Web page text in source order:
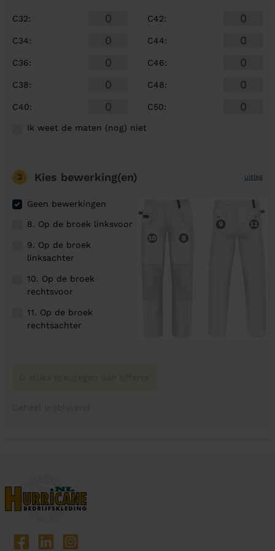
C32:
C34:
C36:
C38:
C40:
C42:
C44:
C46:
C48:
C50:
Ik weet de maten (nog) niet
3 Kies bewerking(en) uitleg
Geen bewerkingen
8. Op de broek linksvoor
9. Op de broek
linksachter
10. Op de broek
rechtsvoor
11. Op de broek
rechtsachter